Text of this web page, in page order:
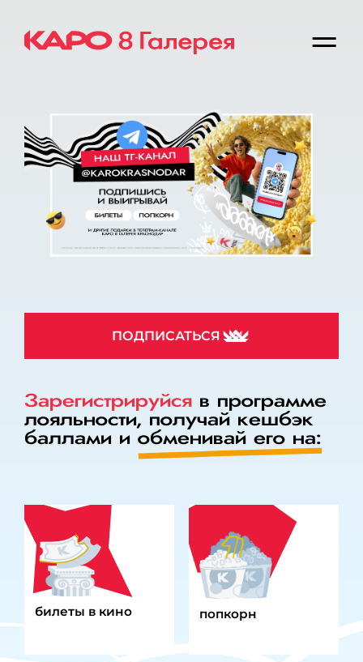
ПОДПИСАТЬСЯ
Зарегистрируйся в программе
лояльности, получай кешбэк
баллами и обменивай его на:
билеты в кино попкорн